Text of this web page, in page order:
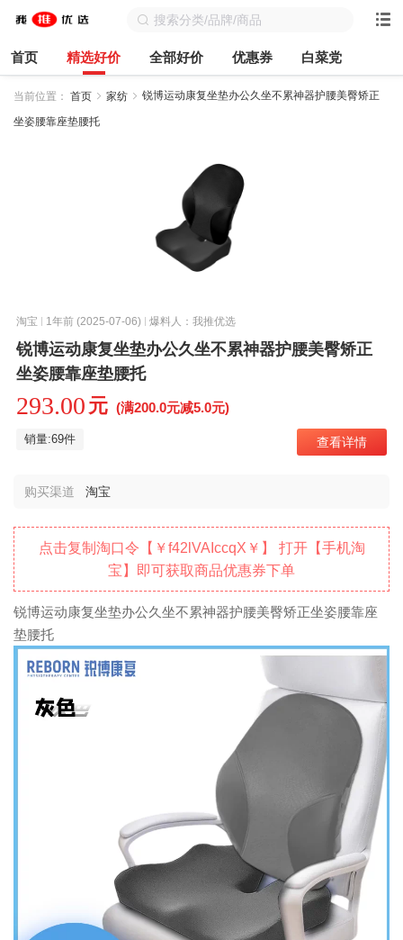
首页 精选好价 全部好价 优惠券 白菜党
当前位置： 首页 家纺 锐博运动康复坐垫办公久坐不累神器护腰美臀矫正
坐姿腰靠座垫腰托
淘宝 1年前 (2025-07-06) 爆料人：我推优选
锐博运动康复坐垫办公久坐不累神器护腰美臀矫正
坐姿腰靠座垫腰托
293.00 元 (满200.0元减5.0元)
销量:69件 查看详情
购买渠道 淘宝
点击复制淘口令【￥f42lVAIccqX￥】 打开【手机淘
宝】即可获取商品优惠券下单
锐博运动康复坐垫办公久坐不累神器护腰美臀矫正坐姿腰靠座
垫腰托